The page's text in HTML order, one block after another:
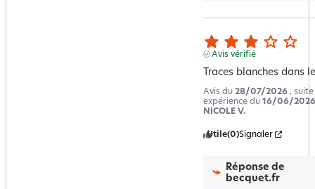
Avis vérifié
Traces blanches dans
Avis du 28/07/2026 , suite
expérience du 16/06/2026
NICOLE V.
Utile(0)Signaler
Réponse de
becquet.fr